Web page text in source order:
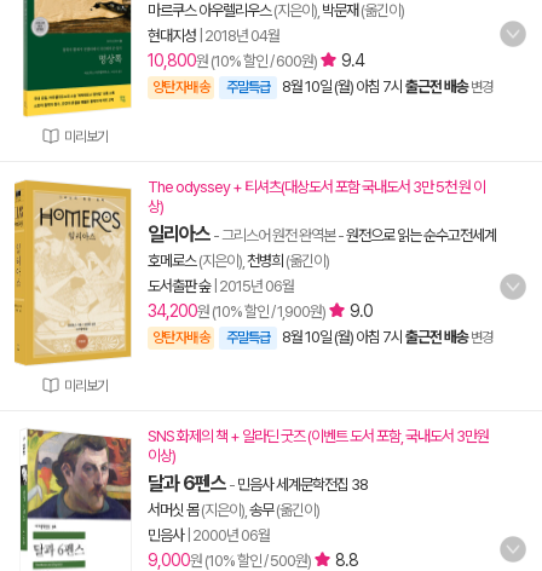
미리보기
마르쿠스 아우렐리우스(지은이), 박문재 (옮긴이)
현대지성 2018년 04월
10,800원 (10% 할인 / 600원) 9.4
양탄자배송 주말특급 8월 10일 (월) 아침 7시 출근전 배송 변경
미리보기
The odyssey + 티셔츠(대상도서 포함 국내도서 3만 5천 원 이
상)
일리아스 - 그리스어 원전 완역본-원전으로 읽는 순수고전세계
호메로스(지은이), 천병희 (옮긴이)
도서출판 숲| 2015년 06월
34,200원 (10% 할인 / 1,900원) 9.0
양탄자배송 주말특급 8월 10일 (월) 아침 7시 출근전 배송 변경
SNS 화제의 책 + 알라딘 굿즈 (이벤트 도서 포함, 국내도서 3만원
이상)
달과 6펜스 - 민음사 세계문학전집 38
서머싯 몸(지은이), 송무(옮긴이)
민음사| 2000년 06월
9,000원 (10% 할인 / 500원) 8.8